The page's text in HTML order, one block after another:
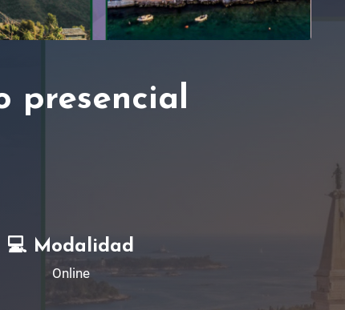
presencial
💻 Modalidad
Online